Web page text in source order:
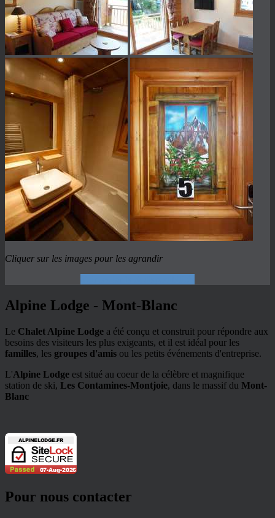
Cliquer sur les images pour les agrandir
Alpine Lodge - Mont-Blanc
Le Chalet Alpine Lodge a été conçu et construit pour répondre aux
besoins des visiteurs les plus exigeants, et il est idéal pour les
familles, les groupes d'amis ou les petits événements d'entreprise.
L'Alpine Lodge est situé au coeur de la célèbre et magnifique
station de ski, Les Contamines-Montjoie, dans le massif du Mont-
Blanc
Pour nous contacter